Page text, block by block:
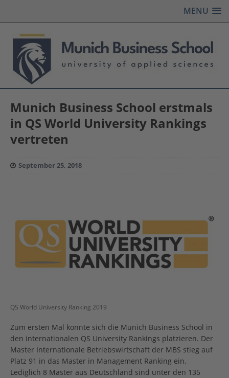
MENU
Munich Business School erstmals
in QS World University Rankings
vertreten
September 25, 2018
QS World University Ranking 2019
Zum ersten Mal konnte sich die Munich Business School in
den internationalen QS University Rankings platzieren. Der
Master Internationale Betriebswirtschaft der MBS stieg auf
Platz 91 in das Master in Management Ranking ein.
Lediglich 8 Master aus Deutschland sind unter den 135